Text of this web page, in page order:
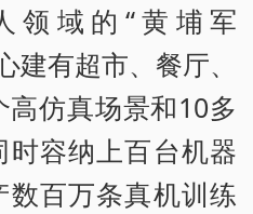
领域的“黄埔军
建有超市、餐厅、
仿真场景和10多
容纳上百台机器
数百万条真机训练